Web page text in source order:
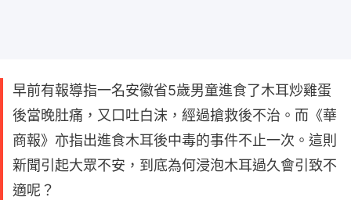
早前有報導指一名安徽省5歲男童進食了木耳炒雞蛋
後當晚肚痛，又口吐白沫，經過搶救後不治。而《華
商報》亦指出進食木耳後中毒的事件不止一次。這則
新聞引起大眾不安，到底為何浸泡木耳過久會引致不
適呢？